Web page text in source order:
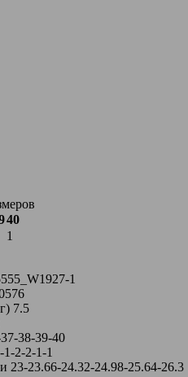
40
1
1
7.5
38-39-40
1-2-2-1-1
23-23.66-24.32-24.98-25.64-26.3